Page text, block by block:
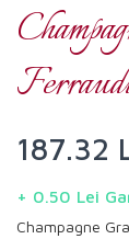
187.32
+ 0.50 Lei
Champagne